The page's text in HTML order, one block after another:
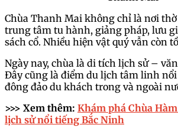
Chùa Thanh Mai không chỉ là nơi thờ
trung tâm tu hành, giảng pháp, lưu
sách cổ. Nhiều hiện vật quý vẫn còn
Ngày nay, chùa là di tích lịch sử –
Đây cũng là điểm du lịch tâm linh
đông đảo du khách trong và ngoài
>>> Xem thêm: Khám phá Chùa
lịch sử nổi tiếng Bắc Ninh